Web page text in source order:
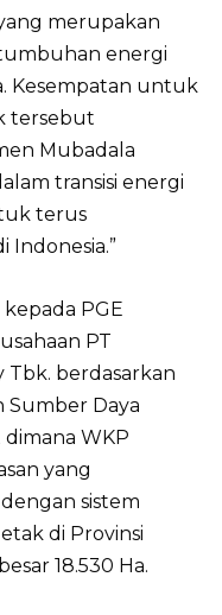
merupakan
energi
Kesempatan untuk
tersebut
Mubadala
transisi energi
terus
PGE
PT
berdasarkan
Sumber Daya
dimana WKP
yang
sistem
di Provinsi
18.530 Ha.